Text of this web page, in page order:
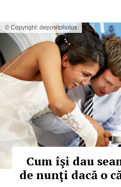
© Copyright: depositphotos
Cum îşi dau
de nunţi dacă o